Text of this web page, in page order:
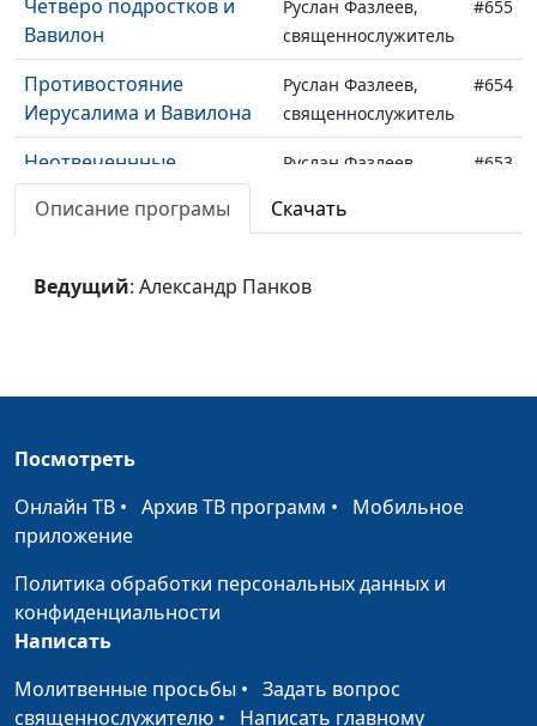
Четверо подростков и
Вавилон
Руслан Фазлеев,
священнослужитель
#655
Противостояние
Иерусалима и Вавилона
Руслан Фазлеев,
священнослужитель
#654
Неотвеченнные
молитвы
Руслан Фазлеев,
#653
Руслан Фазлеев,
#652
Призвание Илии
Руслан Фазлеев,
#650
Крест Господа
Александрович
Сеяние и жатва
Александрович
Жизненные заботы
Бремена друг друга
Панков Александр
Описание програмы Скачать
Ведущий: Александр Панков
Посмотреть
Онлайн ТВ • Архив ТВ программ • Мобильное
приложение
Политика обработки персональных данных и
конфиденциальности
Написать
Молитвенные просьбы • Задать вопрос
священнослужителю • Написать главному